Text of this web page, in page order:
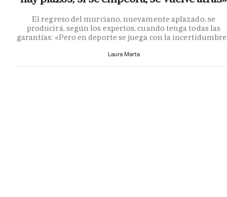
El regreso del murciano, nuevamente aplazado, se
producirá, según los expertos, cuando tenga todas las
garantías: «Pero en deporte se juega con la
Laura Marta